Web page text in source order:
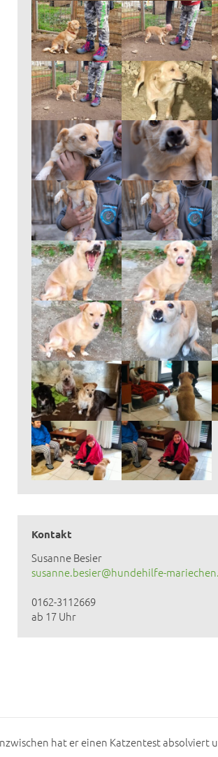
Kontakt
Susanne Besier
susanne.besier@hundehilfe-
0162-3112669
ab 17 Uhr
hat er einen Katzentest absolviert